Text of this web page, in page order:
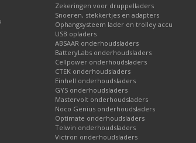
Zekeringen voor druppelladers
Snoeren, stekkertjes en adapters
Ophangsysteem lader en trolley accu
USB opladers
ABSAAR onderhoudsladers
BatteryLabs onderhoudsladers
Cellpower onderhoudsladers
CTEK onderhoudsladers
Einhell onderhoudsladers
GYS onderhoudsladers
Mastervolt onderhoudsladers
Noco Genius onderhoudsladers
Optimate onderhoudsladers
Telwin onderhoudsladers
Victron onderhoudsladers